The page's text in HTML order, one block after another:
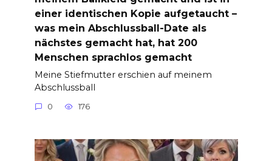
einer identischen Kopie aufgetaucht –
was mein Abschlussball-Date als
nächstes gemacht hat, hat 200
Menschen sprachlos gemacht
Meine Stiefmutter erschien auf meinem
Abschlussball
0 176